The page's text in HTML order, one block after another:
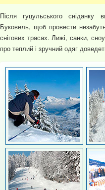
Після гуцульського сніданку
Буковель, щоб провести
снігових трасах. Лижі, санки,
про теплий і зручний одяг